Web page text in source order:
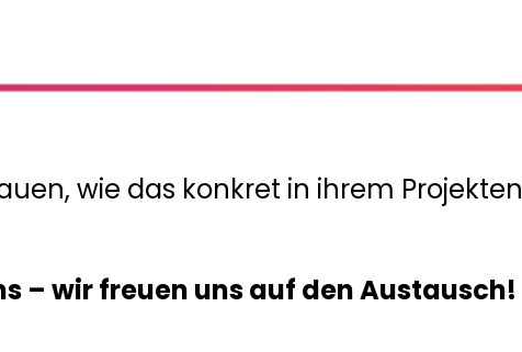
wie das konkret in ihrem Projekten
– wir freuen uns auf den Austausch!